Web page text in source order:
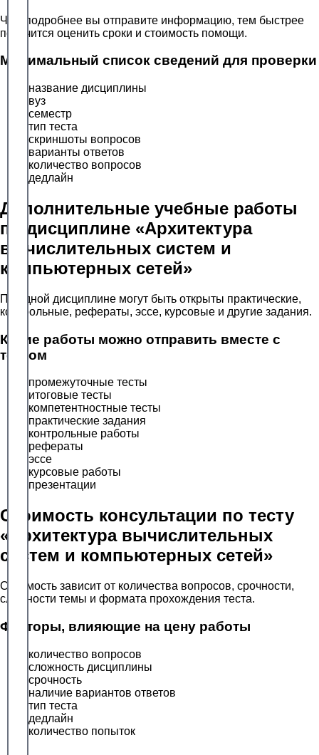
Чем подробнее вы отправите информацию, тем быстрее
получится оценить сроки и стоимость помощи.
Минимальный список сведений для проверки
название дисциплины
вуз
семестр
тип теста
скриншоты вопросов
варианты ответов
количество вопросов
дедлайн
Дополнительные учебные работы
по дисциплине «Архитектура
вычислительных систем и
компьютерных сетей»
По одной дисциплине могут быть открыты практические,
контрольные, рефераты, эссе, курсовые и другие задания.
Какие работы можно отправить вместе с
тестом
промежуточные тесты
итоговые тесты
компетентностные тесты
практические задания
контрольные работы
рефераты
эссе
курсовые работы
презентации
Стоимость консультации по тесту
«Архитектура вычислительных
систем и компьютерных сетей»
Стоимость зависит от количества вопросов, срочности,
сложности темы и формата прохождения теста.
Факторы, влияющие на цену работы
количество вопросов
сложность дисциплины
срочность
наличие вариантов ответов
тип теста
дедлайн
количество попыток